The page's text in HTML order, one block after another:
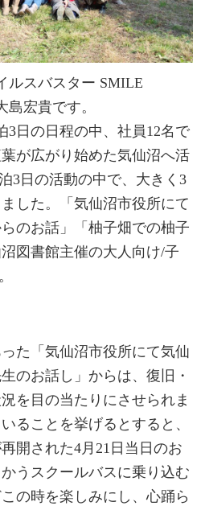
ルスバスター SMILE
島宏貴です。
3日の日程の中、社員12名で
が広がり始めた気仙沼へ活
3日の活動の中で、大きく3
した。「気仙沼市役所にて
のお話」「柚子畑での柚子
図書館主催の大人向け/子
た「気仙沼市役所にて気仙
のお話し」からは、復旧・
を目の当たりにさせられま
ることを挙げるとすると、
開された4月21日当日のお
うスクールバスに乗り込む
の時を楽しみにし、心踊ら